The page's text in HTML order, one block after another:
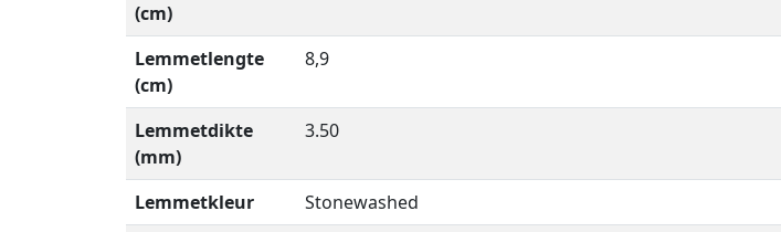
(cm)
Lemmetlengte
(cm)
8,9
Lemmetdikte
(mm)
3.50
Lemmetkleur
Stonewashed